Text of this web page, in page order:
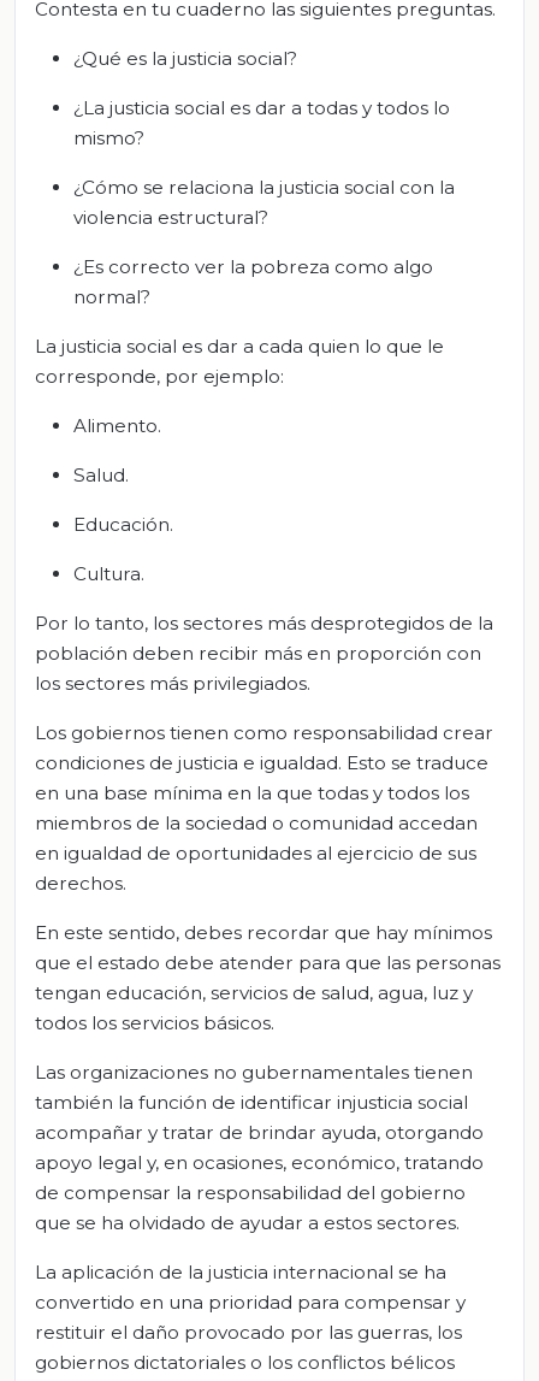
Contesta en tu cuaderno las siguientes preguntas.
¿Qué es la justicia social?
¿La justicia social es dar a todas y todos lo
mismo?
¿Cómo se relaciona la justicia social con la
violencia estructural?
¿Es correcto ver la pobreza como algo
normal?
La justicia social es dar a cada quien lo que le
corresponde, por ejemplo:
Alimento.
Salud.
Educación.
Cultura.
Por lo tanto, los sectores más desprotegidos de la
población deben recibir más en proporción con
los sectores más privilegiados.
Los gobiernos tienen como responsabilidad crear
condiciones de justicia e igualdad. Esto se traduce
en una base mínima en la que todas y todos los
miembros de la sociedad o comunidad accedan
en igualdad de oportunidades al ejercicio de sus
derechos.
En este sentido, debes recordar que hay mínimos
que el estado debe atender para que las personas
tengan educación, servicios de salud, agua, luz y
todos los servicios básicos.
Las organizaciones no gubernamentales tienen
también la función de identificar injusticia social
acompañar y tratar de brindar ayuda, otorgando
apoyo legal y, en ocasiones, económico, tratando
de compensar la responsabilidad del gobierno
que se ha olvidado de ayudar a estos sectores.
La aplicación de la justicia internacional se ha
convertido en una prioridad para compensar y
restituir el daño provocado por las guerras, los
gobiernos dictatoriales o los conflictos bélicos